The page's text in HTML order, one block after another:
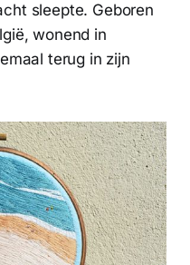
sleepte. Geboren
wonend in
terug in zijn